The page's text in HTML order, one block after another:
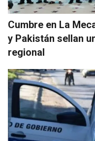
Cumbre en La
y Pakistán sellan
regional